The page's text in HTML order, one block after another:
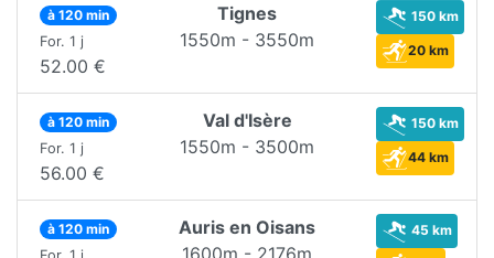
à 120 min
For. 1 j
52.00 €
Tignes
1550m - 3550m
150 km
20 km
à 120 min
For. 1 j
56.00 €
Val d'Isère
1550m - 3500m
150 km
44 km
à 120 min
Auris en Oisans
1600m - 2176m
45 km